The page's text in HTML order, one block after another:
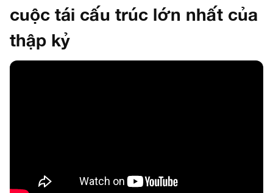
cuộc tái cấu trúc lớn nhất của
thập kỷ